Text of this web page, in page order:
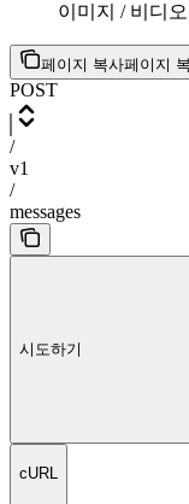
이미지 / 비디
페이지 복사페이지
POST
/
v1
/
messages
시도하기
cURL